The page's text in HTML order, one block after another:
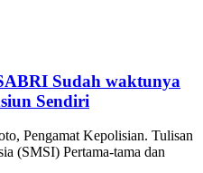
Sudah waktunya
Sendiri
Pengamat Kepolisian. Tulisan
(SMSI) Pertama-tama dan